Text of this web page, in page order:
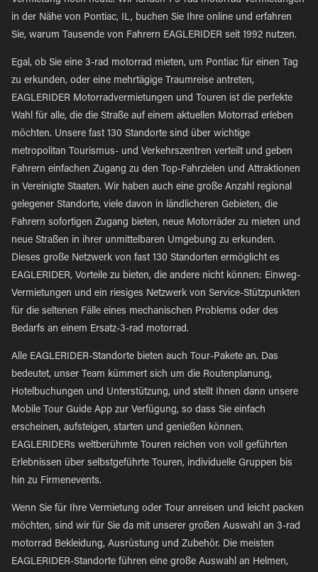
in der Nähe von Pontiac, IL, buchen Sie Ihre online und erfahren
Sie, warum Tausende von Fahrern EAGLERIDER seit 1992 nutzen.
Egal, ob Sie eine 3-rad motorrad mieten, um Pontiac für einen Tag
zu erkunden, oder eine mehrtägige Traumreise antreten,
EAGLERIDER Motorradvermietungen und Touren ist die perfekte
Wahl für alle, die die Straße auf einem aktuellen Motorrad erleben
möchten. Unsere fast 130 Standorte sind über wichtige
metropolitan Tourismus- und Verkehrszentren verteilt und geben
Fahrern einfachen Zugang zu den Top-Fahrzielen und Attraktionen
in Vereinigte Staaten. Wir haben auch eine große Anzahl regional
gelegener Standorte, viele davon in ländlicheren Gebieten, die
Fahrern sofortigen Zugang bieten, neue Motorräder zu mieten und
neue Straßen in ihrer unmittelbaren Umgebung zu erkunden.
Dieses große Netzwerk von fast 130 Standorten ermöglicht es
EAGLERIDER, Vorteile zu bieten, die andere nicht können: Einweg-
Vermietungen und ein riesiges Netzwerk von Service-Stützpunkten
für die seltenen Fälle eines mechanischen Problems oder des
Bedarfs an einem Ersatz-3-rad motorrad.
Alle EAGLERIDER-Standorte bieten auch Tour-Pakete an. Das
bedeutet, unser Team kümmert sich um die Routenplanung,
Hotelbuchungen und Unterstützung, und stellt Ihnen dann unsere
Mobile Tour Guide App zur Verfügung, so dass Sie einfach
erscheinen, aufsteigen, starten und genießen können.
EAGLERIDERs weltberühmte Touren reichen von voll geführten
Erlebnissen über selbstgeführte Touren, individuelle Gruppen bis
hin zu Firmenevents.
Wenn Sie für Ihre Vermietung oder Tour anreisen und leicht packen
möchten, sind wir für Sie da mit unserer großen Auswahl an 3-rad
motorrad Bekleidung, Ausrüstung und Zubehör. Die meisten
EAGLERIDER-Standorte führen eine große Auswahl an Helmen,